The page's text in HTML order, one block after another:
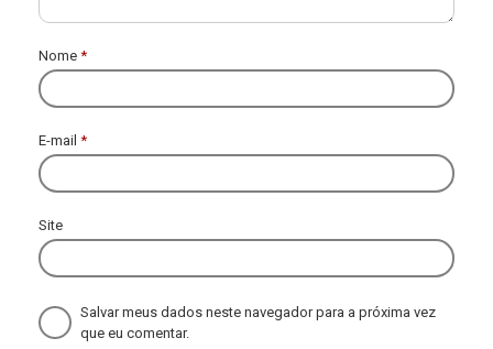
Nome *
E-mail *
Site
Salvar meus dados neste navegador para a próxima vez
que eu comentar.